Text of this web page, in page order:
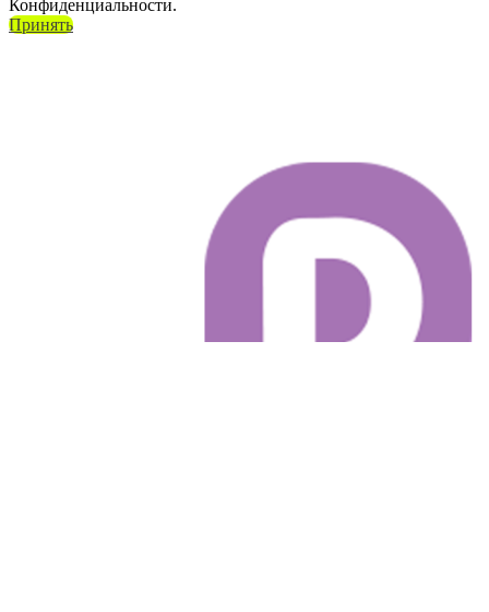
Конфиденциальности.
Принять